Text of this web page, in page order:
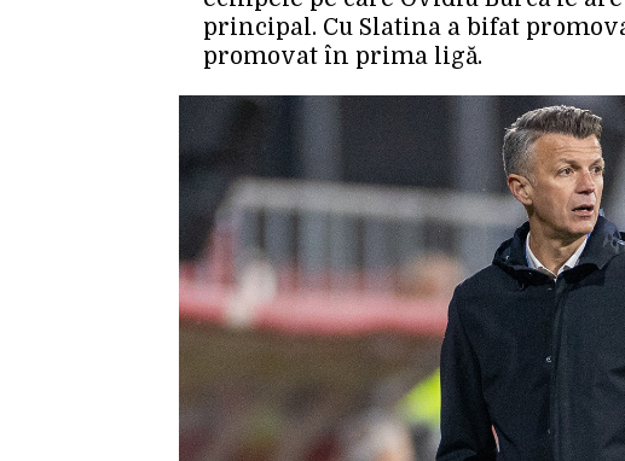
principal. Cu Slatina a bifat
promovat în prima ligă.